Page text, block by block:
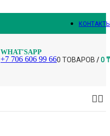
WHAT'SAPP
+7 706 606 99 660 ТОВАРОВ / 0